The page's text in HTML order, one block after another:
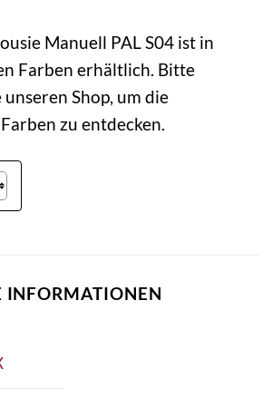
Manuell PAL S04 ist in
Farben erhältlich. Bitte
unseren Shop, um die
zu entdecken.
INFORMATIONEN